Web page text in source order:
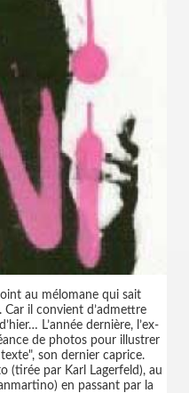
au mélomane qui sait
Car il convient d’admettre
L’année dernière, l’ex-
de photos pour illustrer
son dernier caprice.
(tirée par Karl Lagerfeld), au
en passant par la